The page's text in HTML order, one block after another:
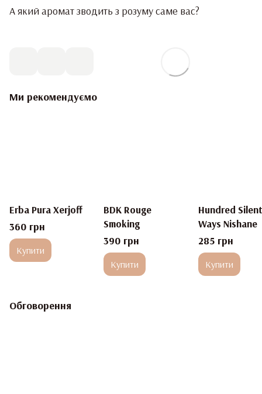
А який аромат зводить з розуму саме вас?
Ми рекомендуємо
Erba Pura Xerjoff
360 грн
Купити
BDK Rouge
Smoking
390 грн
Купити
Hundred Silent
Ways Nishane
285 грн
Купити
Обговорення